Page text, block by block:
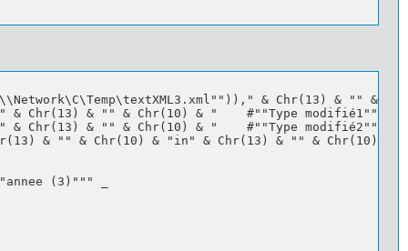
& Chr(13) & "" &
Chr(13) & "" & Chr(10) & "    #""Type modifié1""
Chr(13) & "" & Chr(10) & "    #""Type modifié2""
& "" & Chr(10) & "in" & Chr(13) & "" & Chr(10) &
(3)""" _